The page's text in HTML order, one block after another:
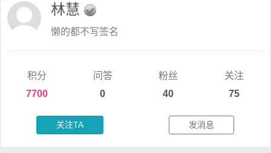
林慧
懒的都不写签名
积分
7700
问答
0
粉丝
40
关注
75
关注TA 发消息